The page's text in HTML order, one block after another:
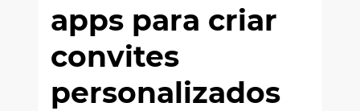
apps para criar
convites
personalizados